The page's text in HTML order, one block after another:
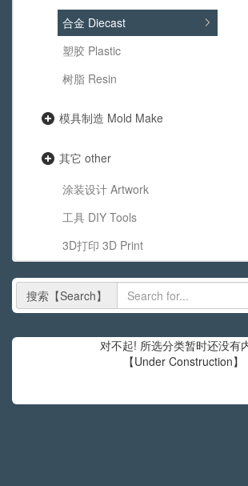
合金 Diecast
塑胶 Plastic
树脂 Resin
模具制造 Mold Make
其它 other
涂装设计 Artwork
工具 DIY Tools
3D打印 3D Print
搜索【Search】
对不起! 所选分类暂时还没有
【Under Construction】